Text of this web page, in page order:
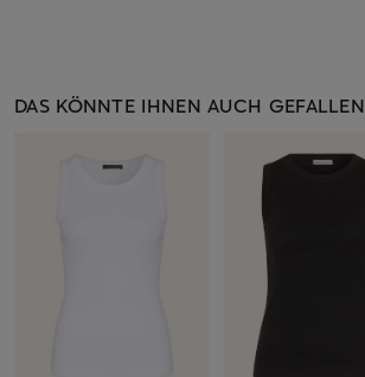
DAS KÖNNTE IHNEN AUCH GEFALLEN